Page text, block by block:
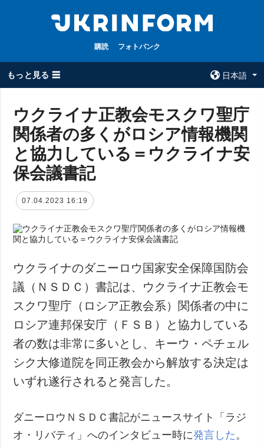
購読 フォトバンク
もっと見る ☰
日本語
全てのトピック
戦争
被占領地
経済・復興
防衛
社会・文化
スポーツ
犯罪
事故・緊急事態
ウクルインフォ
ルム
ウクルインフォル
追加
特集
インタビュー
写真
サービス
購読
フォトバンク
ウクライナ正教会モスクワ聖庁
関係者の多くがロシア情報機関
と協力している＝ウクライナ安
保会議書記
07.04.2023 16:19
ウクライナのダニーロウ国家安全保障国防会
議（ＮＳＤＣ）書記は、ウクライナ正教会モ
スクワ聖庁（ロシア正教会系）関係者の中に
ロシア連邦保安庁（ＦＳＢ）と協力している
者の数は非常に多いとし、キーウ・ペチェル
シク大修道院を同正教会から解放する決定は
いずれ遂行されると発言した。
ダニーロウＮＳＤＣ書記がニュースサイト「ラジ
オ・リバティ」へのインタビュー時に発言した 。